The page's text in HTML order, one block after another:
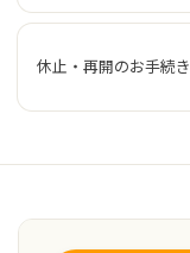
休止・再開のお手続き